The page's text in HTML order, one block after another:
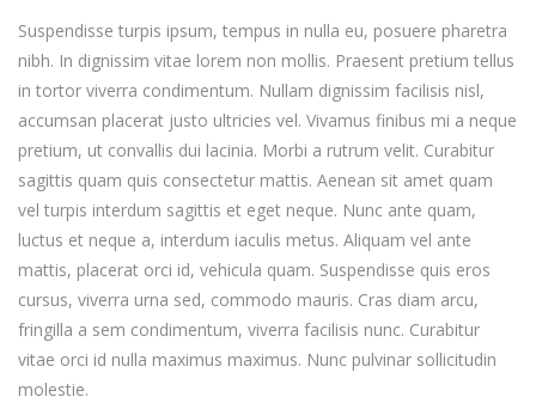
Suspendisse turpis ipsum, tempus in nulla eu, posuere pharetra
nibh. In dignissim vitae lorem non mollis. Praesent pretium tellus
in tortor viverra condimentum. Nullam dignissim facilisis nisl,
accumsan placerat justo ultricies vel. Vivamus finibus mi a neque
pretium, ut convallis dui lacinia. Morbi a rutrum velit. Curabitur
sagittis quam quis consectetur mattis. Aenean sit amet quam
vel turpis interdum sagittis et eget neque. Nunc ante quam,
luctus et neque a, interdum iaculis metus. Aliquam vel ante
mattis, placerat orci id, vehicula quam. Suspendisse quis eros
cursus, viverra urna sed, commodo mauris. Cras diam arcu,
fringilla a sem condimentum, viverra facilisis nunc. Curabitur
vitae orci id nulla maximus maximus. Nunc pulvinar sollicitudin
molestie.